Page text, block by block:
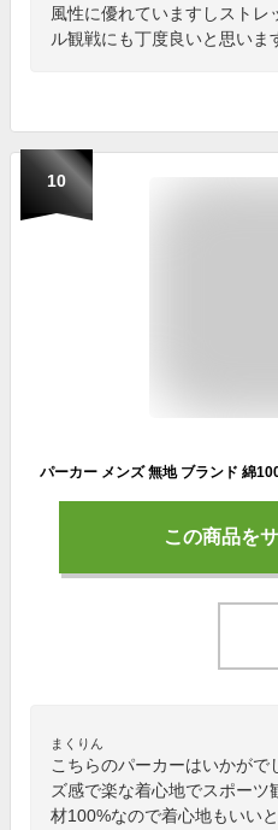
風性に優れていますしスト
ル観戦にも丁度良いと思いま
10
この商品を
まくりん
こちらのパーカーはいかがで
ズ感で楽な着心地でスポー
材100%なので着心地もいいと